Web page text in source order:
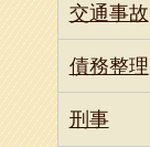
交通事故
債務整理
刑事